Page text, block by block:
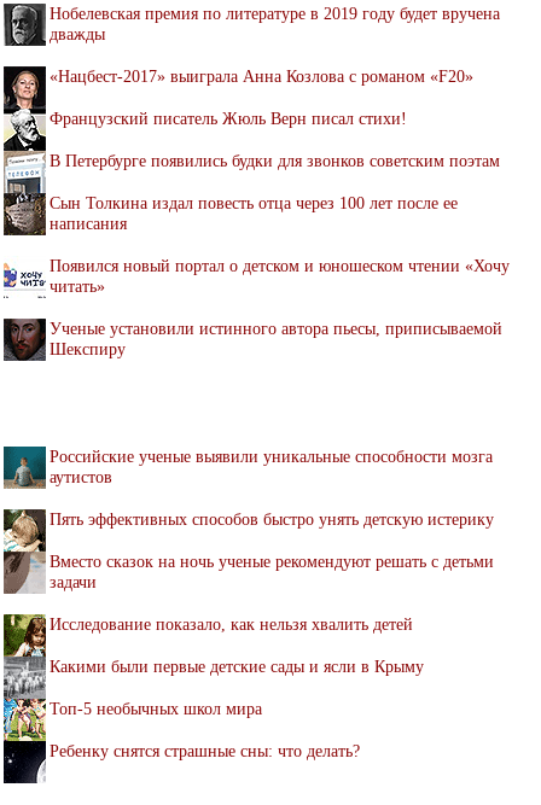
Нобелевская премия по литературе в 2019 году будет вручена
дважды
«Нацбест-2017» выиграла Анна Козлова с романом «F20»
Французский писатель Жюль Верн писал стихи!
В Петербурге появились будки для звонков советским поэтам
Сын Толкина издал повесть отца через 100 лет после ее
написания
Появился новый портал о детском и юношеском чтении «Хочу
читать»
Ученые установили истинного автора пьесы, приписываемой
Шекспиру
Российские ученые выявили уникальные способности мозга
аутистов
Пять эффективных способов быстро унять детскую истерику
Вместо сказок на ночь ученые рекомендуют решать с детьми
задачи
Исследование показало, как нельзя хвалить детей
Какими были первые детские сады и ясли в Крыму
Топ-5 необычных школ мира
Ребенку снятся страшные сны: что делать?